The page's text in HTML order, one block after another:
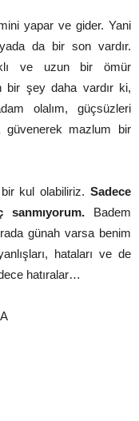
yapar ve gider. Yani
da bir son vardır.
ve uzun bir ömür
bir şey daha vardır ki,
olalım, güçsüzleri
güvenerek mazlum bir
kul olabiliriz. Sadece
sanmıyorum. Badem
günah varsa benim
hataları ve de
hatıralar…